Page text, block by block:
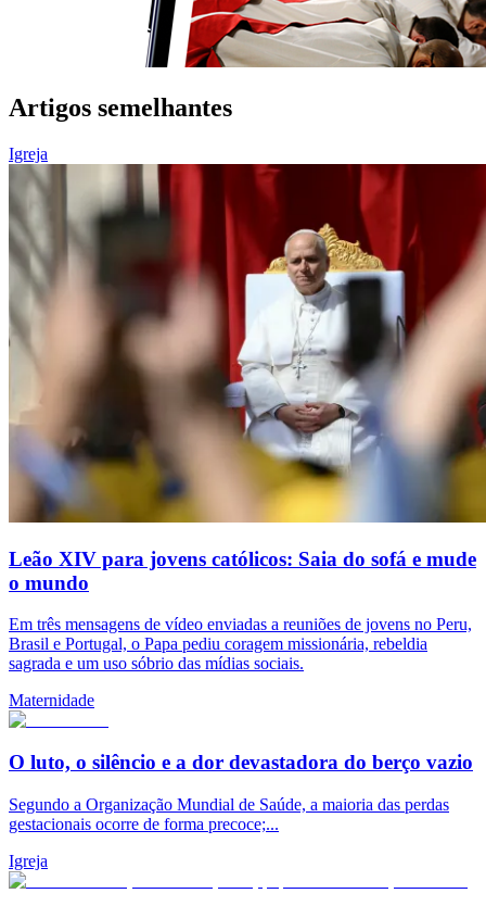
Artigos semelhantes
Igreja
Leão XIV para jovens católicos: Saia do sofá e mude
o mundo
Em três mensagens de vídeo enviadas a reuniões de jovens no Peru,
Brasil e Portugal, o Papa pediu coragem missionária, rebeldia
sagrada e um uso sóbrio das mídias sociais.
Maternidade
O luto, o silêncio e a dor devastadora do berço vazio
Segundo a Organização Mundial de Saúde, a maioria das perdas
gestacionais ocorre de forma precoce;...
Igreja